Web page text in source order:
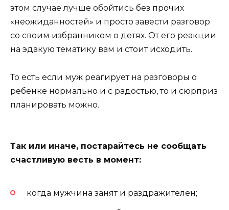
этом случае лучше обойтись без прочих
«неожиданностей» и просто завести разговор
со своим избранником о детях. От его реакции
на эдакую тематику вам и стоит исходить.
То есть если муж реагирует на разговоры о
ребенке нормально и с радостью, то и сюрприз
планировать можно.
Так или иначе, постарайтесь не сообщать
счастливую весть в момент:
когда мужчина занят и раздражителен;